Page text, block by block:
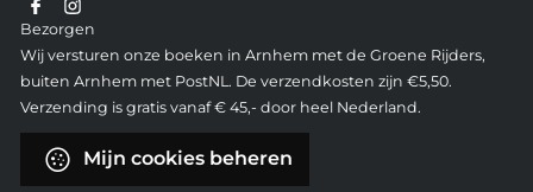
Bezorgen
Wij versturen onze boeken in Arnhem met de Groene Rijders,
buiten Arnhem met PostNL. De verzendkosten zijn €5,50.
Verzending is gratis vanaf € 45,- door heel Nederland.
Mijn cookies beheren